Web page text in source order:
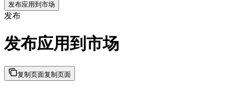
发布应用到市场
发布
发布应用到市场
复制页面复制页面